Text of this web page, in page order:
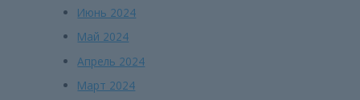
Июнь 2024
Май 2024
Апрель 2024
Март 2024